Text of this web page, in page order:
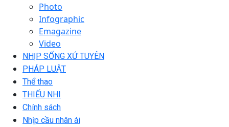
Photo
Infographic
Emagazine
Video
NHỊP SỐNG XỨ TUYÊN
PHÁP LUẬT
Thể thao
THIẾU NHI
Chính sách
Nhịp cầu nhân ái